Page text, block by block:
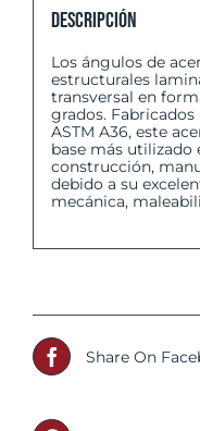
Descripción
Los ángulos de
estructurales
transversal en
grados.
ASTM A36, este
base más utilizado
construcción,
debido a su
mecánica,
Share On